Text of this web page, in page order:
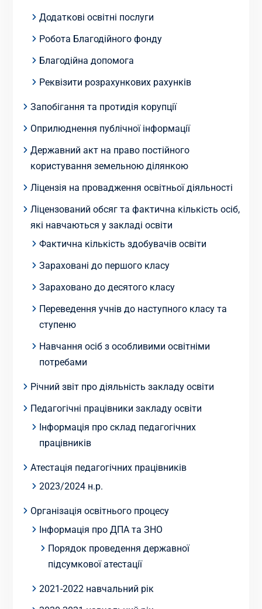
Додаткові освітні послуги
Робота Благодійного фонду
Благодійна допомога
Реквізити розрахункових рахунків
Запобігання та протидія корупції
Оприлюднення публічної інформації
Державний акт на право постійного
користування земельною ділянкою
Ліцензія на провадження освітньої діяльності
Ліцензований обсяг та фактична кількість осіб,
які навчаються у закладі освіти
Фактична кількість здобувачів освіти
Зараховані до першого класу
Зараховано до десятого класу
Переведення учнів до наступного класу та
ступеню
Навчання осіб з особливими освітніми
потребами
Річний звіт про діяльність закладу освіти
Педагогічні працівники закладу освіти
Інформація про склад педагогічних
працівників
Атестація педагогічних працівників
2023/2024 н.р.
Організація освітнього процесу
Інформація про ДПА та ЗНО
Порядок проведення державної
підсумкової атестації
2021-2022 навчальний рік